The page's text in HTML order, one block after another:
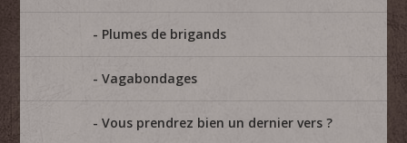
Plumes de brigands
Vagabondages
Vous prendrez bien un dernier vers ?